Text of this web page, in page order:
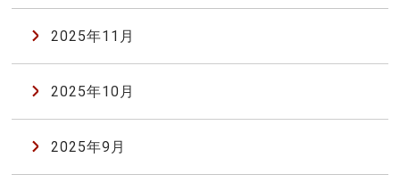
2025年11月
2025年10月
2025年9月